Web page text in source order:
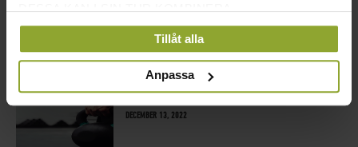
DESSA KAN I SIN TUR KOMBINERA
INFORMATIONEN MED ANNAN INFORMATION SOM
DU HAR TILLHANDAHÅLLIT ELLER SOM DE HAR
SAMLAT IN NÄR DU HAR ANVÄNT DERAS
Tillåt alla
Anpassa
DECEMBER 26, 2022
KETTLEBELLS
DECEMBER 13, 2022